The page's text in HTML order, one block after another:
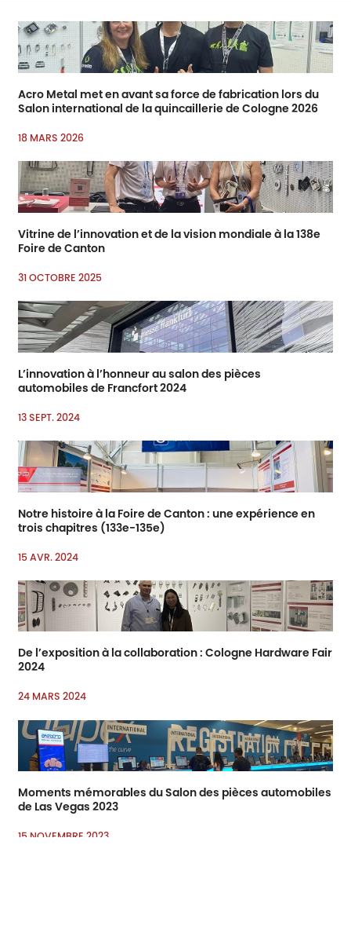
quincaillerie et
l’amélioration domestique
Acro Metal met en avant sa force de fabrication lors du
Salon international de la quincaillerie de Cologne 2026
18 MARS 2026
Vitrine de l’innovation et de la vision mondiale à la 138e
Foire de Canton
31 OCTOBRE 2025
L’innovation à l’honneur au salon des pièces
automobiles de Francfort 2024
13 SEPT. 2024
Notre histoire à la Foire de Canton : une expérience en
trois chapitres (133e-135e)
15 AVR. 2024
De l’exposition à la collaboration : Cologne Hardware Fair
2024
24 MARS 2024
Moments mémorables du Salon des pièces automobiles
de Las Vegas 2023
15 NOVEMBRE 2023